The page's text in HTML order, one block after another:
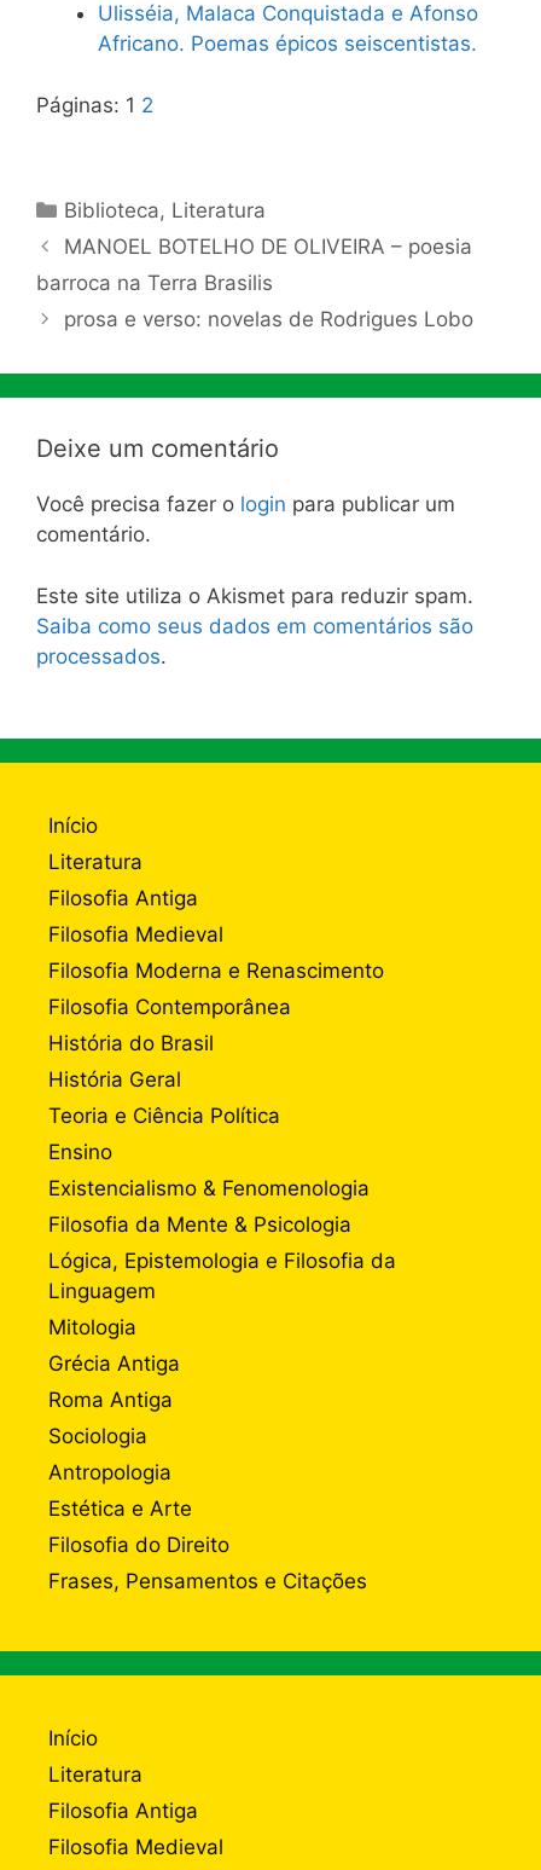
Ulisséia, Malaca Conquistada e Afonso
Africano. Poemas épicos seiscentistas.
Páginas: 1 2
Categorias
Biblioteca, Literatura
MANOEL BOTELHO DE OLIVEIRA – poesia
barroca na Terra Brasilis
prosa e verso: novelas de Rodrigues Lobo
Deixe um comentário
Você precisa fazer o login para publicar um
comentário.
Este site utiliza o Akismet para reduzir spam.
Saiba como seus dados em comentários são
processados.
Início
Literatura
Filosofia Antiga
Filosofia Medieval
Filosofia Moderna e Renascimento
Filosofia Contemporânea
História do Brasil
História Geral
Teoria e Ciência Política
Ensino
Existencialismo & Fenomenologia
Filosofia da Mente & Psicologia
Lógica, Epistemologia e Filosofia da
Linguagem
Mitologia
Grécia Antiga
Roma Antiga
Sociologia
Antropologia
Estética e Arte
Filosofia do Direito
Frases, Pensamentos e Citações
Início
Literatura
Filosofia Antiga
Filosofia Medieval